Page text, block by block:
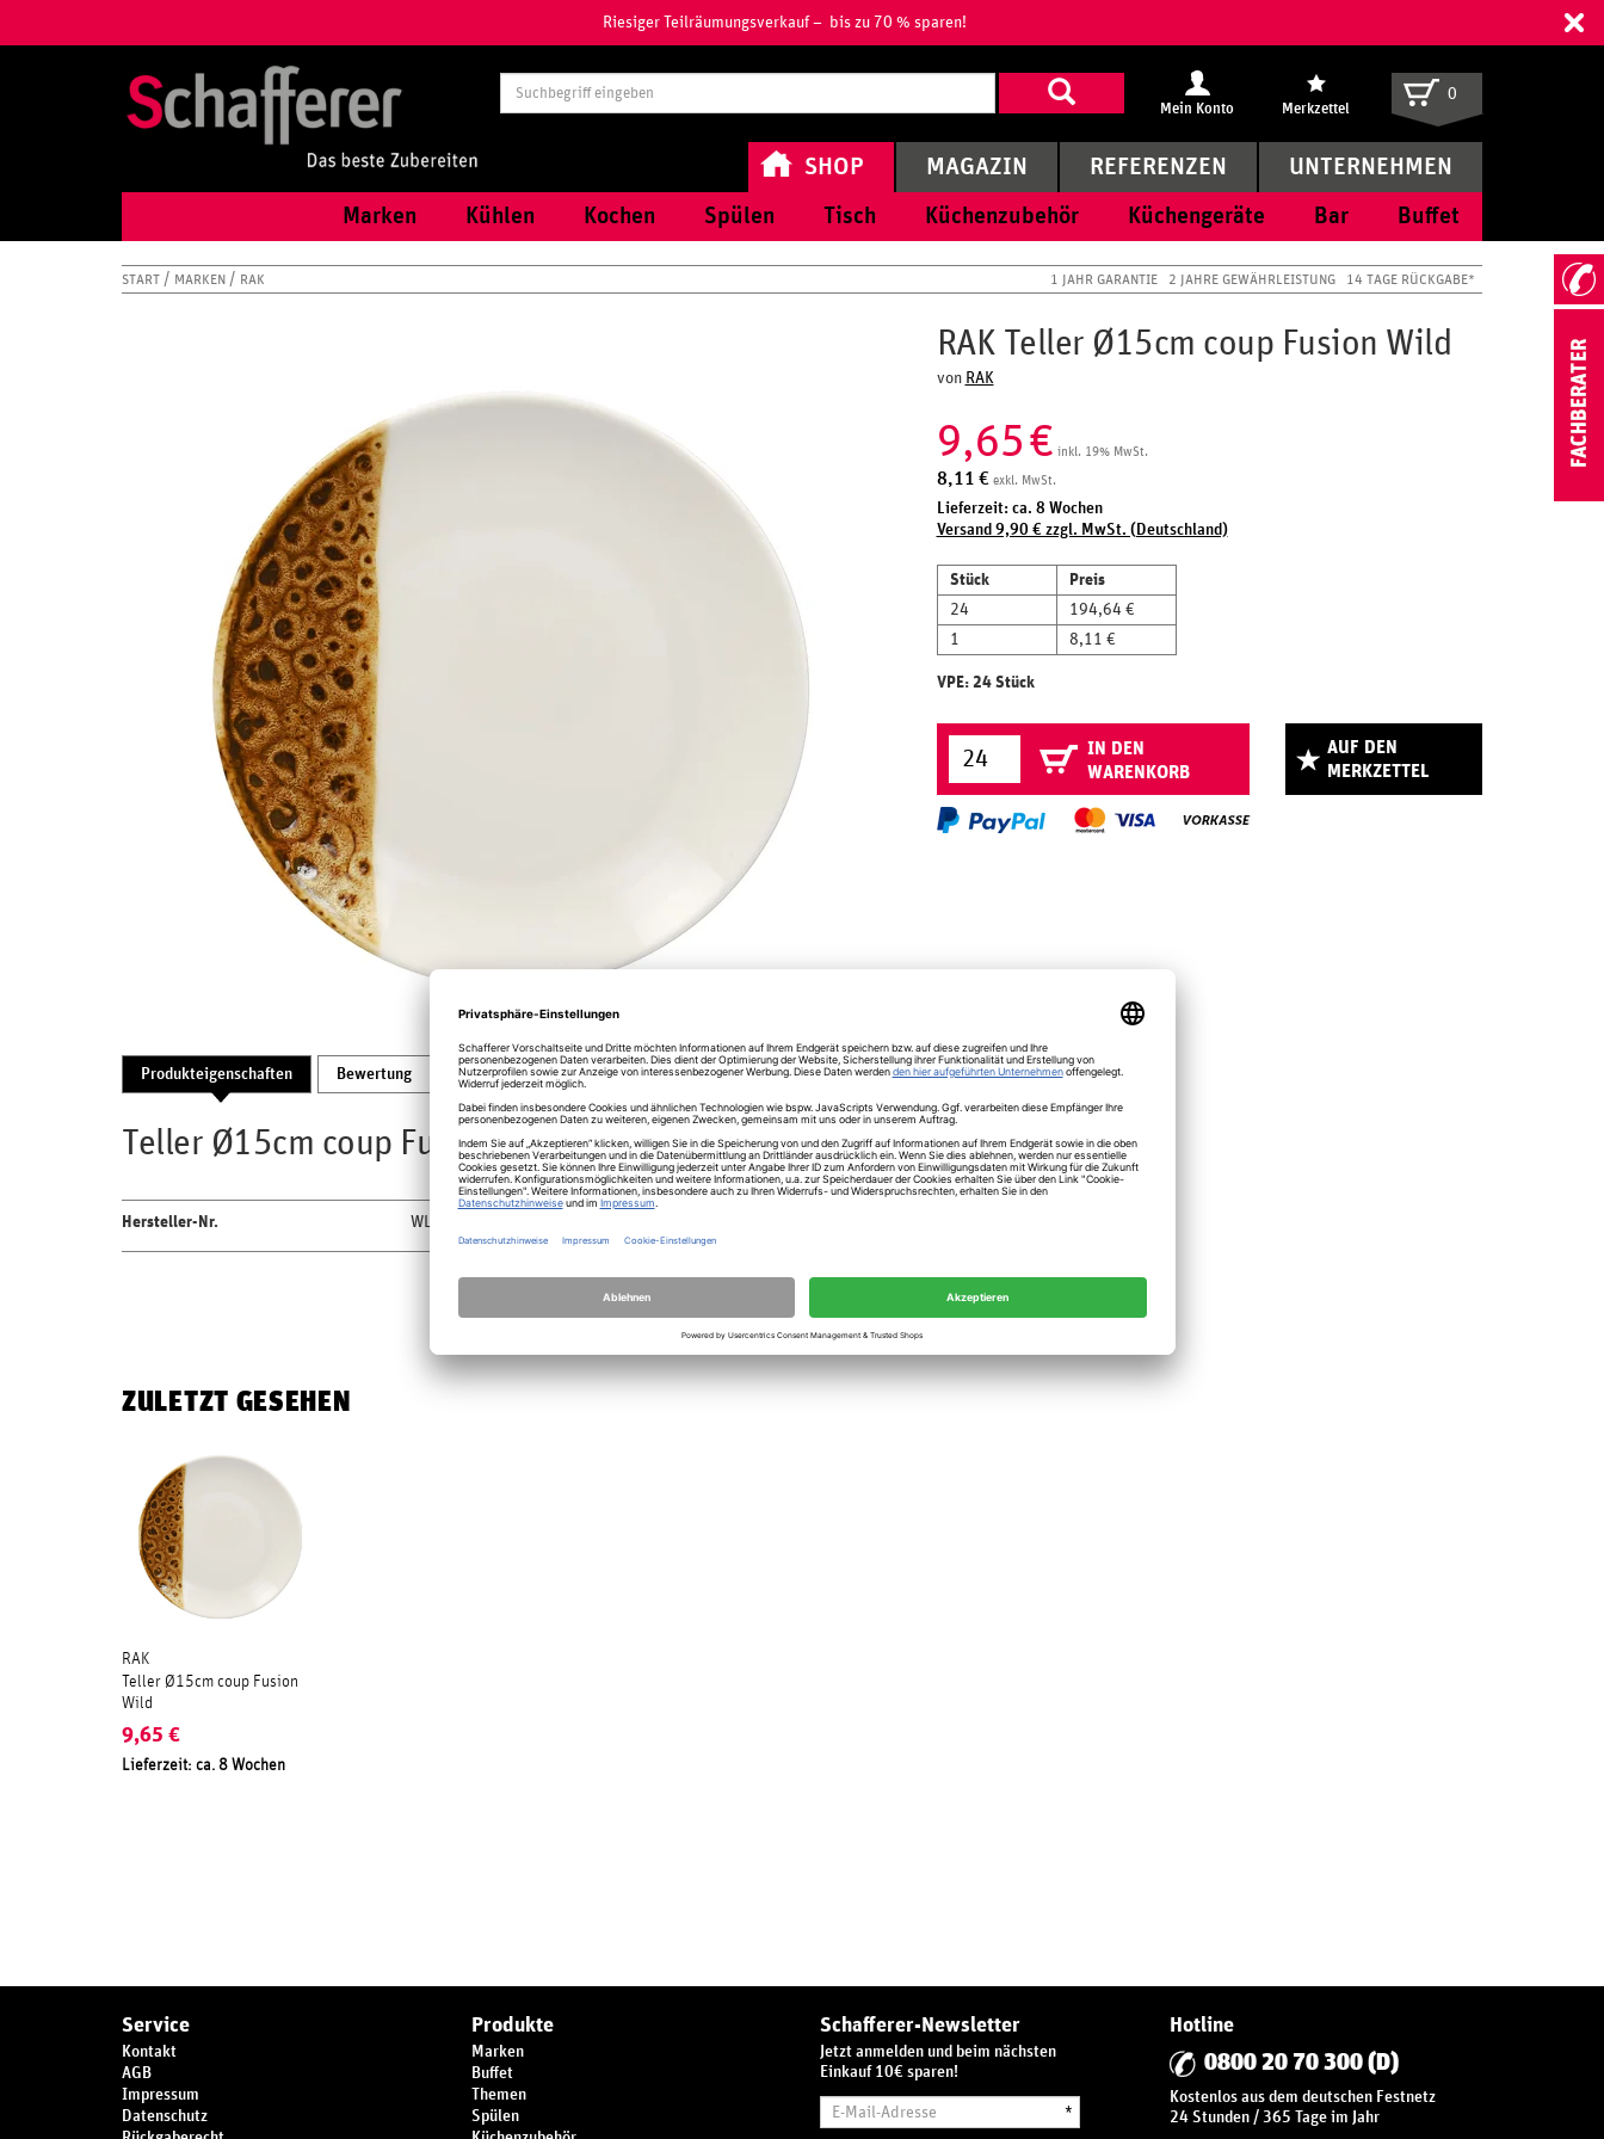
Riesiger Teilräumungsverkauf – bis zu 70 % sparen!
Suchbegriff
eingeben
Mein Konto Merkzettel
0
SHOP
Marken Kühlen Kochen Spülen Tisch Küchenzubehör Küchengeräte Bar Buffet
MAGAZIN REFERENZEN UNTERNEHMEN
START MARKEN RAK 1 JAHR GARANTIE 2 JAHRE GEWÄHRLEISTUNG 14 TAGE RÜCKGABE*
Produkteigenschaften Bewertung Produktsicherheit
Teller Ø15cm coup Fusion Wild
Hersteller-Nr. WLNNPR15
RAK Teller Ø15cm coup Fusion Wild
von RAK
9,65€ inkl. 19% MwSt.
8,11 € exkl. MwSt.
Lieferzeit: ca. 8 Wochen
Versand 9,90 € zzgl. MwSt. (Deutschland)
Stück
Preis
24
194,64 €
1
8,11 €
VPE: 24 Stück
IN DEN
WARENKORB
AUF DEN
MERKZETTEL
ZULETZT GESEHEN
RAK
Teller Ø15cm coup Fusion
Wild
9,65 €
Lieferzeit: ca. 8 Wochen
Service
Kontakt
AGB
Impressum
Datenschutz
Produkte
Marken
Buffet
Themen
Spülen
Schafferer-Newsletter
Jetzt anmelden und beim nächsten
Einkauf 10€ sparen!
Mail-
*
Hotline
0800 20 70 300 (D)
Kostenlos aus dem deutschen Festnetz
24 Stunden / 365 Tage im Jahr